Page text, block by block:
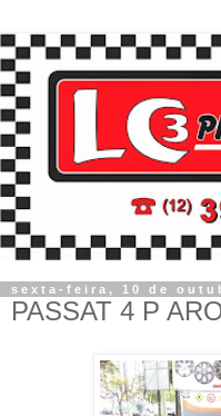
sexta-feira, 10 de
PASSAT 4 P